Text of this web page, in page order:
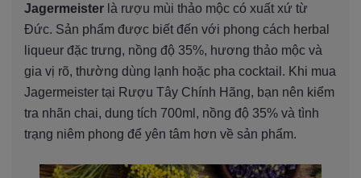
Jagermeister là rượu mùi thảo mộc có xuất xứ từ
Đức. Sản phẩm được biết đến với phong cách herbal
liqueur đặc trưng, nồng độ 35%, hương thảo mộc và
gia vị rõ, thường dùng lạnh hoặc pha cocktail. Khi mua
Jagermeister tại Rượu Tây Chính Hãng, bạn nên kiểm
tra nhãn chai, dung tích 700ml, nồng độ 35% và tình
trạng niêm phong để yên tâm hơn về sản phẩm.